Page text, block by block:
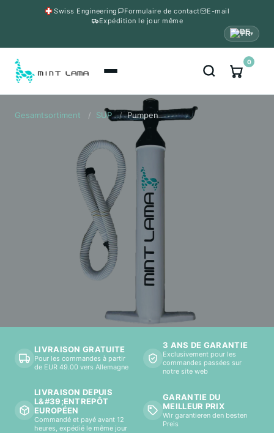
Swiss Engineering Formulaire de contact
E-mail
Expédition le jour même
FR▾
0
Gesamtsortiment / SUP / Pumpen
POMPES
SWISS ENGINEERED
LIVRAISON GRATUITE
Pour les commandes à partir
de EUR 49.00 vers Allemagne
3 ANS DE GARANTIE
Exclusivement pour les
commandes passées sur
notre site web
LIVRAISON DEPUIS
L&#39;ENTREPÔT
EUROPÉEN
Commandé et payé avant 12
heures, expédié le même jour
GARANTIE DU
MEILLEUR PRIX
Wir garantieren den besten
Preis